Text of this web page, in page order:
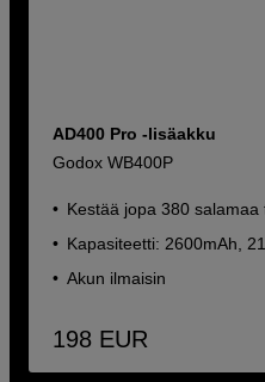
AD400 Pro -lisäakku
Godox WB400P
Kestää jopa 380
Kapasiteetti: 2600mAh,
Akun ilmaisin
198 EUR